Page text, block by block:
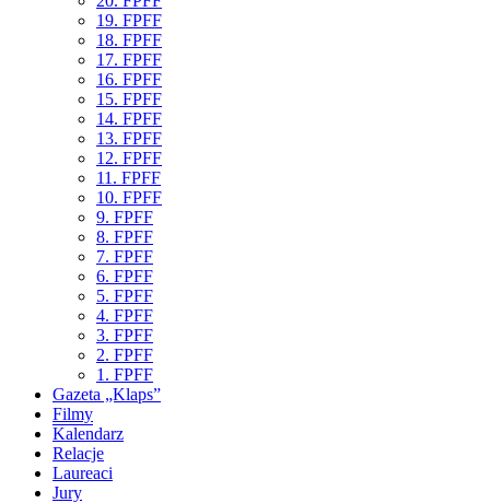
19. FPFF
18. FPFF
17. FPFF
16. FPFF
15. FPFF
14. FPFF
13. FPFF
12. FPFF
11. FPFF
10. FPFF
9. FPFF
8. FPFF
7. FPFF
6. FPFF
5. FPFF
4. FPFF
3. FPFF
2. FPFF
1. FPFF
Gazeta „Klaps”
Filmy
Kalendarz
Relacje
Laureaci
Jury